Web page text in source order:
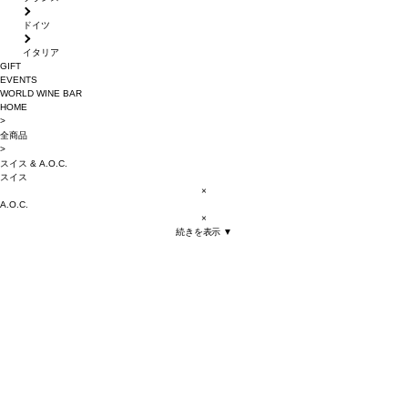
ドイツ
イタリア
GIFT
EVENTS
WORLD WINE BAR
HOME
>
全商品
>
スイス & A.O.C.
スイス
×
A.O.C.
×
続きを表示 ▼